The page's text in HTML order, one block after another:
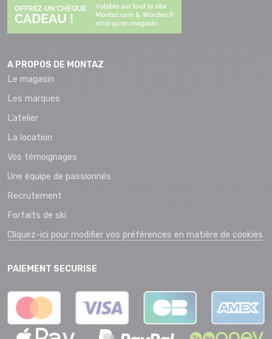
A PROPOS DE MONTAZ
Le magasin
Les marques
L’atelier
La location
Vos témoignages
Une équipe de passionnés
Recrutement
Forfaits de ski
Cliquez-ici pour modifier vos préférences en matière de cookies
PAIEMENT SECURISE